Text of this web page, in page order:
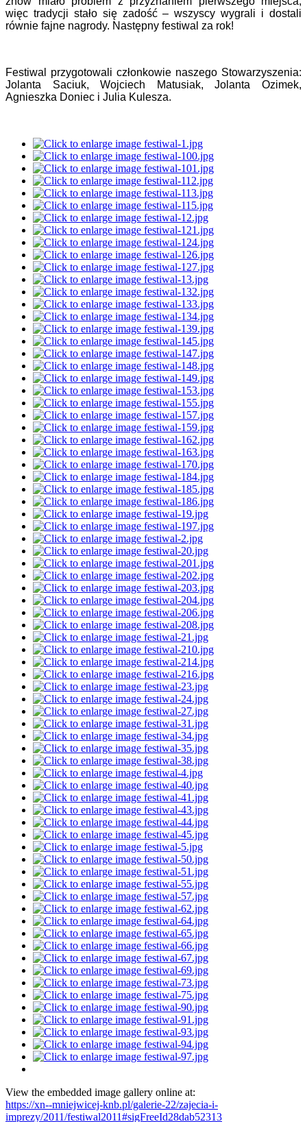
więc tradycji stało się zadość – wszyscy wygrali i dostali
równie fajne nagrody. Następny festiwal za rok!
Festiwal przygotowali członkowie naszego Stowarzyszenia:
Jolanta Saciuk, Wojciech Matusiak, Jolanta Ozimek,
Agnieszka Doniec i Julia Kulesza.
View the embedded image gallery online at:
https://xn--mniejwicej-knb.pl/galerie-22/zajecia-i-
imprezy/2011/festiwal2011#sigFreeId28dab52313